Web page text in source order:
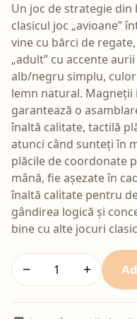
Un joc de strategie
clasicul joc „avioane”
vine cu bărci de
„adult” cu accente
alb/negru simplu,
lemn natural.
garantează o
înaltă calitate, tactilă
atunci când sunteți în
plăcile de coordonate
mână, fie așezate în
înaltă calitate pentru
gândirea logică și
bine cu alte jocuri
− +